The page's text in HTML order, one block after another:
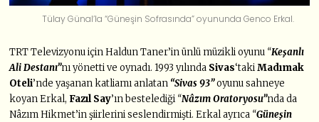
Tülay Günal’la “Güneşin Sofrasında” oyununda Genco Erkal.
TRT Televizyonu için Haldun Taner’in ünlü müzikli oyunu “Keşanlı
Ali Destanı”nı yönetti ve oynadı. 1993 yılında Sivas‘takiMadımak
Oteli’nde yaşanan katliamı anlatan “Sivas 93”oyunu sahneye
koyan Erkal, Fazıl Say’ın bestelediği “Nâzım Oratoryosu”nda da
Nâzım Hikmet’in şiirlerini seslendirmişti. Erkal ayrıca “Güneşin